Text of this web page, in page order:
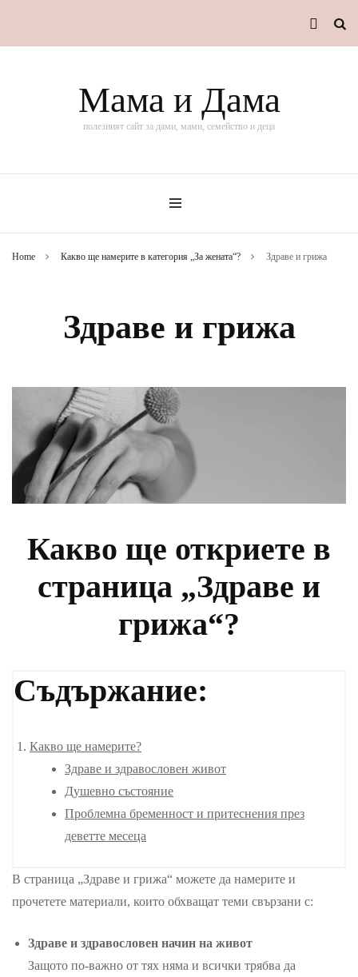
Мама и Дама
полезният сайт за дами, мами, семейство и деца
Home Какво ще намерите в категория „За жената“? Здраве и грижа
Здраве и грижа
Какво ще откриете в
страница „Здраве и
грижа“?
Съдържание:
Какво ще намерите?
Здраве и здравословен живот
Душевно състояние
Проблемна бременност и притеснения през
деветте месеца
В страница „Здраве и грижа“ можете да намерите и
прочетете материали, които обхващат теми свързани с:
Здраве и здравословен начин на живот
Защото по-важно от тях няма и всички трябва да